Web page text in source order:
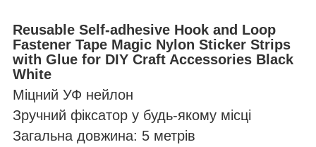
Reusable Self-adhesive Hook and Loop
Fastener Tape Magic Nylon Sticker Strips
with Glue for DIY Craft Accessories Black
White
Міцний УФ нейлон
Зручний фіксатор у будь-якому місці
Загальна довжина: 5 метрів